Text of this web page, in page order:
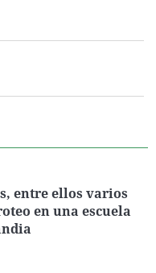
entre ellos varios
en una escuela